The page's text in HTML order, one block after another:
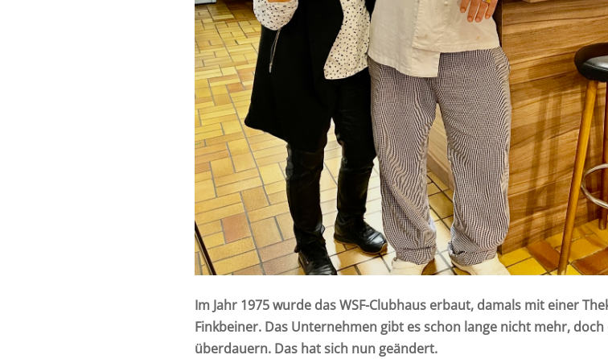
Im Jahr 1975 wurde das WSF-Clubhaus erbaut, damals mit einer
Finkbeiner. Das Unternehmen gibt es schon lange nicht mehr,
überdauern. Das hat sich nun geändert.